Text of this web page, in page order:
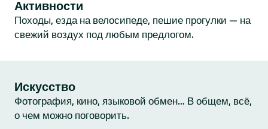
Активности
Походы, езда на велосипеде, пешие прогулки — на
свежий воздух под любым предлогом.
Искусство
Фотография, кино, языковой обмен… В общем, всё,
о чем можно поговорить.